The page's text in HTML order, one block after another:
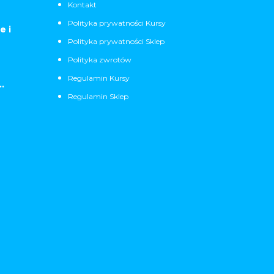
i
Kontakt
Polityka prywatności Kursy
Polityka prywatności Sklep
Polityka zwrotów
Regulamin Kursy
Regulamin Sklep